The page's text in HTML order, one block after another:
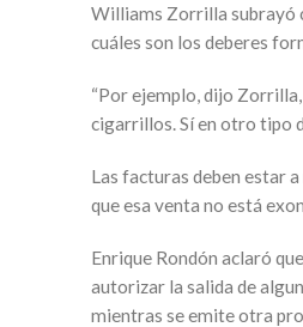
Williams Zorrilla subrayó
cuáles son los deberes
“Por ejemplo, dijo
cigarrillos. Sí en otro tipo
Las facturas deben estar
que esa venta no está
Enrique Rondón aclaró
autorizar la salida de
mientras se emite otra